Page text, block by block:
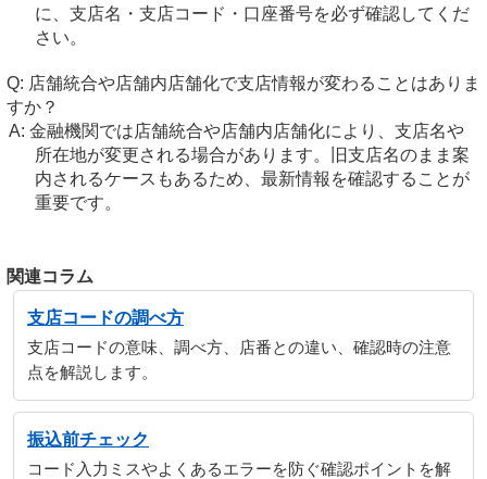
に、支店名・支店コード・口座番号を必ず確認してくだ
さい。
店舗統合や店舗内店舗化で支店情報が変わることはありま
すか？
金融機関では店舗統合や店舗内店舗化により、支店名や
所在地が変更される場合があります。旧支店名のまま案
内されるケースもあるため、最新情報を確認することが
重要です。
関連コラム
支店コードの調べ方
支店コードの意味、調べ方、店番との違い、確認時の注意
点を解説します。
振込前チェック
コード入力ミスやよくあるエラーを防ぐ確認ポイントを解